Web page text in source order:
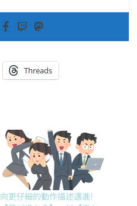
Threads
向更仔細的動作描述邁進!